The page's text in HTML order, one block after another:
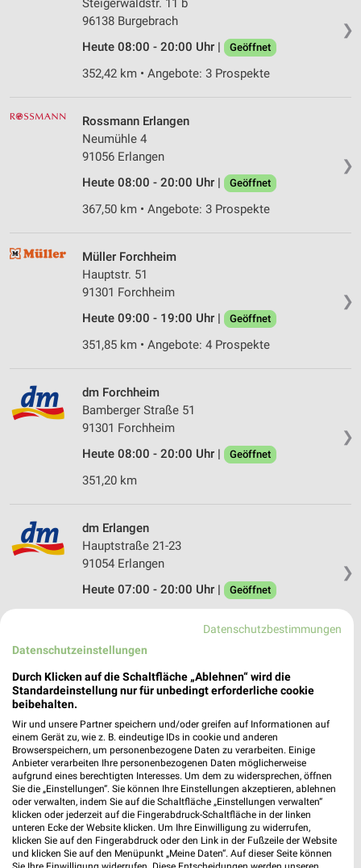
❯
Steigerwaldstr. 11 b
96138 Burgebrach
Heute 08:00 - 20:00 Uhr |
Geöffnet
352,42 km • Angebote: 3 Prospekte
❯
Rossmann Erlangen
Neumühle 4
91056 Erlangen
Heute 08:00 - 20:00 Uhr |
Geöffnet
367,50 km • Angebote: 3 Prospekte
❯
Müller Forchheim
Hauptstr. 51
91301 Forchheim
Heute 09:00 - 19:00 Uhr |
Geöffnet
351,85 km • Angebote: 4 Prospekte
❯
dm Forchheim
Bamberger Straße 51
91301 Forchheim
Heute 08:00 - 20:00 Uhr |
Geöffnet
351,20 km
❯
dm Erlangen
Hauptstraße 21-23
91054 Erlangen
Heute 07:00 - 20:00 Uhr |
Geöffnet
Nürnberger Str. 7
91052 Erlangen
Heute 09:30 - 20:00 Uhr | Öffnet in 29 Min.
366,07 km
dm Erlangen
Nürnberger Straße 7
91052 Erlangen
Heute 08:30 - 20:00 Uhr | Geöffnet
Datenschutzbestimmungen
Datenschutzeinstellungen
Durch Klicken auf die Schaltfläche „Ablehnen“ wird die
Standardeinstellung nur für unbedingt erforderliche cookie
beibehalten.
Wir und unsere Partner speichern und/oder greifen auf Informationen auf
einem Gerät zu, wie z. B. eindeutige IDs in cookie und anderen
Browserspeichern, um personenbezogene Daten zu verarbeiten. Einige
Anbieter verarbeiten Ihre personenbezogenen Daten möglicherweise
aufgrund eines berechtigten Interesses. Um dem zu widersprechen, öffnen
Sie die „Einstellungen“. Sie können Ihre Einstellungen akzeptieren, ablehnen
oder verwalten, indem Sie auf die Schaltfläche „Einstellungen verwalten“
klicken oder jederzeit auf die Fingerabdruck-Schaltfläche in der linken
unteren Ecke der Website klicken. Um Ihre Einwilligung zu widerrufen,
klicken Sie auf den Fingerabdruck oder den Link in der Fußzeile der Website
und klicken Sie auf den Menüpunkt „Meine Daten“. Auf dieser Seite können